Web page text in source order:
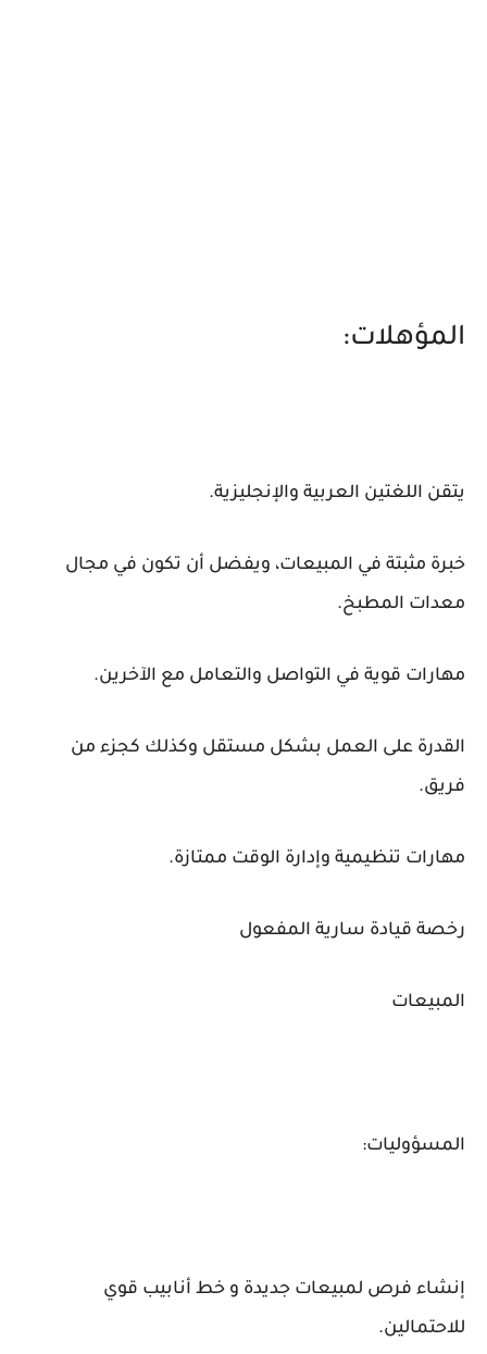
المؤهلات:
يتقن اللغتين العربية والإنجليزية.
خبرة مثبتة في المبيعات، ويفضل أن تكون في مجال
معدات المطبخ.
مهارات قوية في التواصل والتعامل مع الآخرين.
القدرة على العمل بشكل مستقل وكذلك كجزء من
فريق.
مهارات تنظيمية وإدارة الوقت ممتازة.
رخصة قيادة سارية المفعول
المبيعات
المسؤوليات:
إنشاء فرص لمبيعات جديدة و خط أنابيب قوي
للاحتمالين.